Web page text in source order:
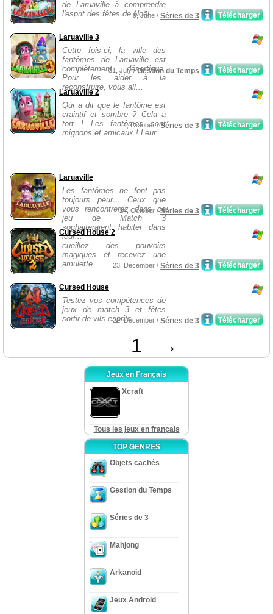
de Laruaville à comprendre
l'esprit des fêtes de Noël.
Télécharger
9, June / Séries de 3
Laruaville 3
Cette fois-ci, la ville des
fantômes de Laruaville est
complètement désertique.
Pour les aider à la
reconstruire, vous all...
Télécharger
31, July /Gestion du Temps
Laruaville 2
Qui a dit que le fantôme est
craintif et sombre ? Cela a
tort ! Les fantômes sont
mignons et amicaux ! Leur...
Télécharger
4, October /Séries de 3
Laruaville
Les fantômes ne font pas
toujours peur… Ceux que
vous rencontrerez dans ce
jeu de Match 3
souhaiteraient habiter dans
leur...
Télécharger
24, October /Séries de 3
Cursed House 2
cueillez des pouvoirs
magiques et recevez une
amulette
Télécharger
23, December / Séries de 3
Cursed House
Testez vos compétences de
jeux de match 3 et fêtes
sortir de vils esprits.
Télécharger
22, December / Séries de 3
1 →
Jeux en Français
Xcraft
Tous les jeux en français
TOP GENRES
Objets cachés
Gestion du Temps
Séries de 3
Mahjong
Arkanoid
Jeux Android